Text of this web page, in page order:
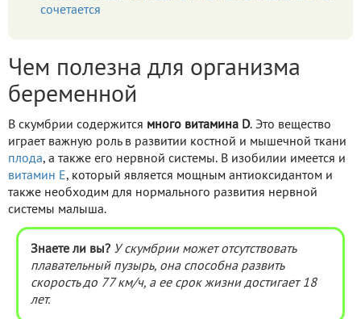
сочетается
Чем полезна для организма
беременной
В скумбрии содержится много витамина D. Это вещество
играет важную роль в развитии костной и мышечной ткани
плода, а также его нервной системы. В изобилии имеется и
витамин Е , который является мощным антиоксидантом и
также необходим для нормального развития нервной
системы малыша.
Знаете ли вы? У скумбрии может отсутствовать
плавательный пузырь, она способна развить
скорость до 77 км/ч, а ее срок жизни достигает 18
лет.